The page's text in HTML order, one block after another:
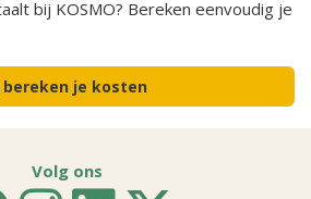
bij KOSMO? Bereken eenvoudig je
je kosten
Volg ons